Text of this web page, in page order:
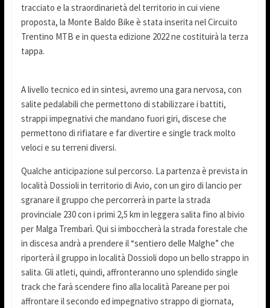
tracciato e la straordinarietà del territorio in cui viene
proposta, la Monte Baldo Bike è stata inserita nel Circuito
Trentino MTB e in questa edizione 2022 ne costituirà la terza
tappa.
A livello tecnico ed in sintesi, avremo una gara nervosa, con
salite pedalabili che permettono di stabilizzare i battiti,
strappi impegnativi che mandano fuori giri, discese che
permettono di rifiatare e far divertire e single track molto
veloci e su terreni diversi.
Qualche anticipazione sul percorso. La partenza è prevista in
località Dossioli in territorio di Avio, con un giro di lancio per
sgranare il gruppo che percorrerà in parte la strada
provinciale 230 con i primi 2,5 km in leggera salita fino al bivio
per Malga Trembarì. Qui si imboccherà la strada forestale che
in discesa andrà a prendere il “sentiero delle Malghe” che
riporterà il gruppo in località Dossioli dopo un bello strappo in
salita. Gli atleti, quindi, affronteranno uno splendido single
track che farà scendere fino alla località Pareane per poi
affrontare il secondo ed impegnativo strappo di giornata,